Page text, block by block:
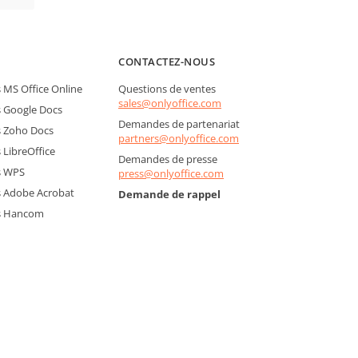
MS Office Online
Google Docs
Zoho Docs
LibreOffice
WPS
Adobe Acrobat
Hancom
CONTACTEZ-NOUS
Questions de ventes
sales@onlyoffice.com
Demandes de partenariat
partners@onlyoffice.com
Demandes de presse
press@onlyoffice.com
Demande de rappel